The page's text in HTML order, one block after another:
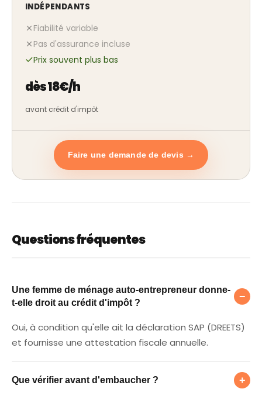
INDÉPENDANTS
Fiabilité variable
Pas d'assurance incluse
Prix souvent plus bas
dès 18€/h
avant crédit d'impôt
Faire une demande de devis →
Questions fréquentes
Une femme de ménage auto-
Une femme de ménage auto-entrepreneur donne-
t-elle droit au crédit d'impôt ?
−
Oui, à condition qu'elle ait la déclaration SAP (DREETS)
et fournisse une attestation fiscale annuelle.
Que vérifier avant d'embaucher ? +